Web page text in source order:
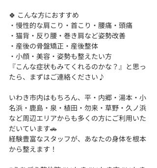
🍀 こんな方におすすめ
・慢性的な肩こり・首こり・腰痛・頭痛
・猫背・反り腰・巻き肩など姿勢改善
・産後の骨盤矯正・産後整体
・小顔・美容・姿勢も整えたい方
『こんな症状もみてくれるのかな？』と思っ
たら、まずはご連絡ください♪
いわき市内はもちろん、平・内郷・湯本・小
名浜・鹿島・泉・植田・勿来・草野・久ノ浜
など周辺エリアからも多くの方にご利用いた
だいています🚗
経験豊富なスタッフが、あなたの身体を根本
から整えます！